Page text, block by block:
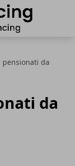
pensionati da
da